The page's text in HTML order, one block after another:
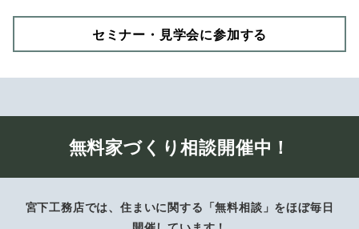
セミナー・見学会に参加する
無料家づくり相談開催中！
宮下工務店では、住まいに関する「無料相談」をほぼ毎日